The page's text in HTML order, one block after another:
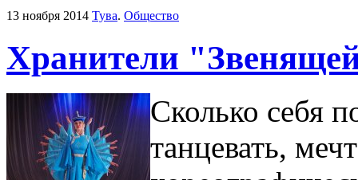
13 ноября 2014 Тува. Общество
Хранители
Сколько себя
танцевать,